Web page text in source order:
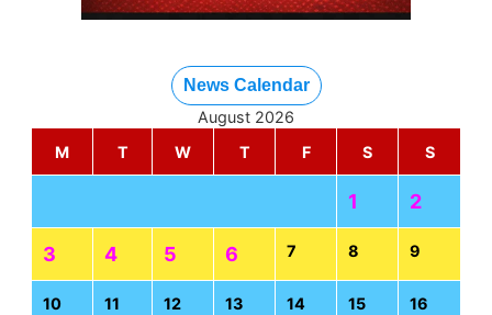
News Calendar
August 2026
M
T W T F S S
1 2
3 4 5 6 7 8 9
10 11 12 13 14 15 16